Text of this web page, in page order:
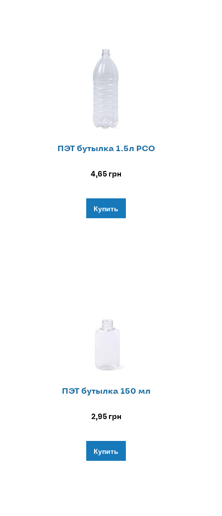
ПЭТ бутылка 1.5л РСО
4,65 грн
Купить
ПЭТ бутылка 150 мл
2,95 грн
Купить